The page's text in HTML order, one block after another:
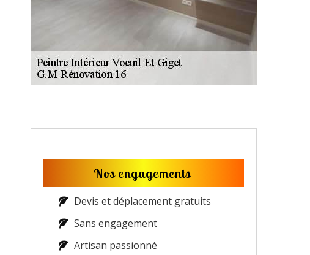
Nos engagements
Devis et déplacement gratuits
Sans engagement
Artisan passionné